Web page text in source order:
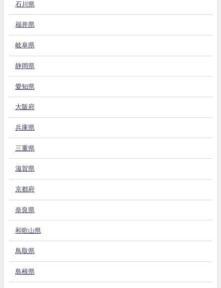
石川県
福井県
岐阜県
静岡県
愛知県
大阪府
兵庫県
三重県
滋賀県
京都府
奈良県
和歌山県
鳥取県
島根県